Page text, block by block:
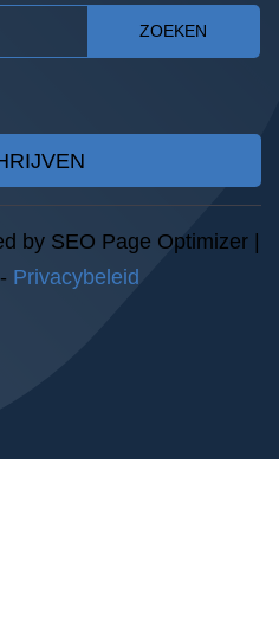
ZOEKEN
by SEO Page Optimizer |
- Privacybeleid